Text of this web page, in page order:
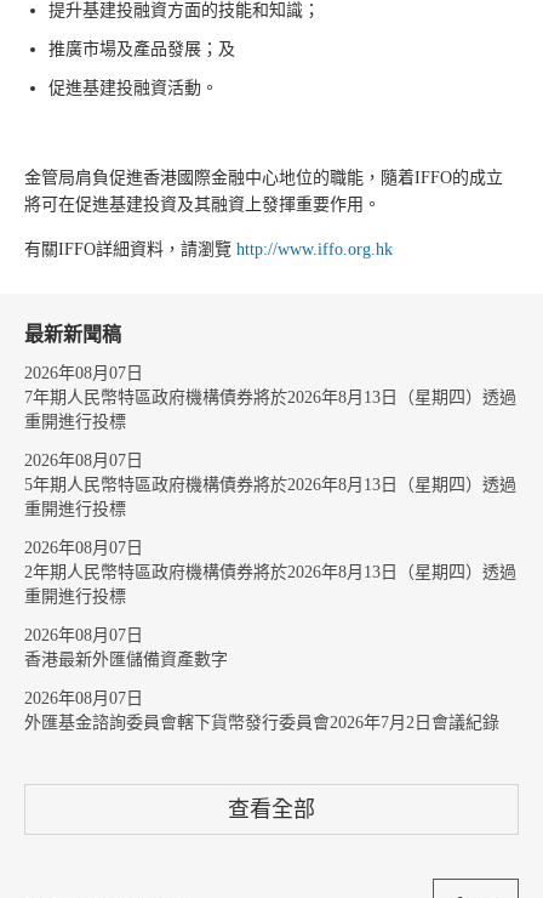
提升基建投融資方面的技能和知識；
推廣市場及產品發展；及
促進基建投融資活動。
金管局肩負促進香港國際金融中心地位的職能，隨着IFFO的成立
將可在促進基建投資及其融資上發揮重要作用。
有關IFFO詳細資料，請瀏覽 http://www.iffo.org.hk
最新新聞稿
2026年08月07日
7年期人民幣特區政府機構債券將於2026年8月13日（星期四）透過
重開進行投標
2026年08月07日
5年期人民幣特區政府機構債券將於2026年8月13日（星期四）透過
重開進行投標
2026年08月07日
2年期人民幣特區政府機構債券將於2026年8月13日（星期四）透過
重開進行投標
2026年08月07日
香港最新外匯儲備資產數字
2026年08月07日
外匯基金諮詢委員會轄下貨幣發行委員會2026年7月2日會議紀錄
查看全部